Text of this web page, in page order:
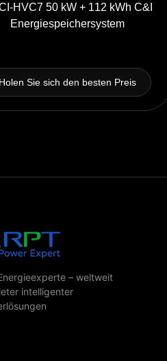
HVC7 50 kW + 112 kWh C&I
Energiespeichersystem
Holen Sie sich den besten Preis
– weltweit
intelligenter